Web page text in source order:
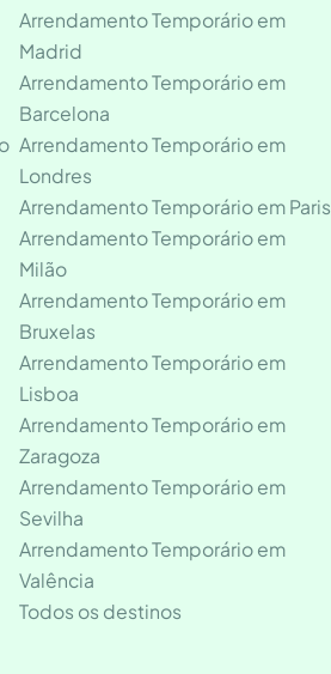
Arrendamento Temporário em
Madrid
Arrendamento Temporário em
Barcelona
Arrendamento Temporário em
Londres
Arrendamento Temporário em Paris
Arrendamento Temporário em
Milão
Arrendamento Temporário em
Bruxelas
Arrendamento Temporário em
Lisboa
Arrendamento Temporário em
Zaragoza
Arrendamento Temporário em
Sevilha
Arrendamento Temporário em
Valência
Todos os destinos